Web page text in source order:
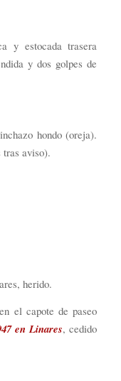
y estocada trasera
y dos golpes de
hondo (oreja).
tras aviso).
herido.
el capote de paseo
en Linares, cedido